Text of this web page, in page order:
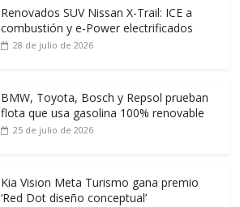
Renovados SUV Nissan X-Trail: ICE a
combustión y e-Power electrificados
28 de julio de 2026
BMW, Toyota, Bosch y Repsol prueban
flota que usa gasolina 100% renovable
25 de julio de 2026
Kia Vision Meta Turismo gana premio
‘Red Dot diseño conceptual’